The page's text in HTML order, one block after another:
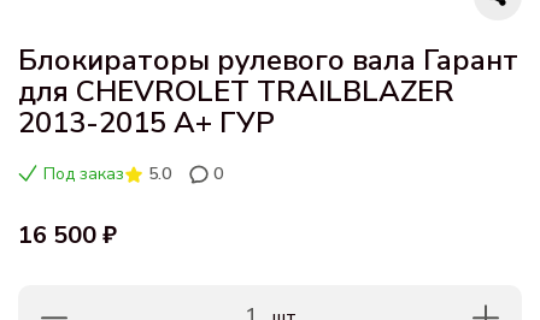
Блокираторы рулевого вала Гарант
для CHEVROLET TRAILBLAZER
2013-2015 А+ ГУР
Под заказ 5.0 0
16 500 ₽